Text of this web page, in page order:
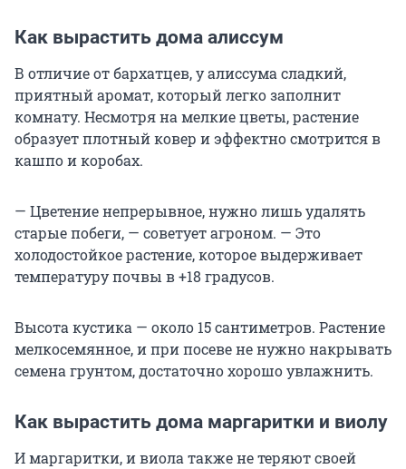
Как вырастить дома алиссум
В отличие от бархатцев, у алиссума сладкий,
приятный аромат, который легко заполнит
комнату. Несмотря на мелкие цветы, растение
образует плотный ковер и эффектно смотрится в
кашпо и коробах.
— Цветение непрерывное, нужно лишь удалять
старые побеги, — советует агроном. — Это
холодостойкое растение, которое выдерживает
температуру почвы в +18 градусов.
Высота кустика — около 15 сантиметров. Растение
мелкосемянное, и при посеве не нужно накрывать
семена грунтом, достаточно хорошо увлажнить.
Как вырастить дома маргаритки и виолу
И маргаритки, и виола также не теряют своей